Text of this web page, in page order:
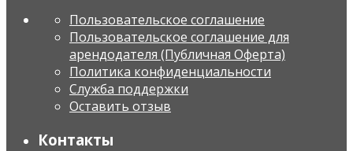
Пользовательское соглашение
Пользовательское соглашение для
арендодателя (Публичная Оферта)
Политика конфиденциальности
Служба поддержки
Оставить отзыв
Контакты